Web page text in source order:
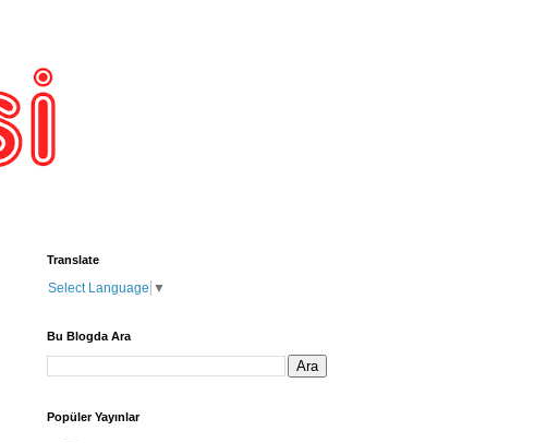
Translate
Select Language ▼
Bu Blogda Ara
Popüler Yayınlar